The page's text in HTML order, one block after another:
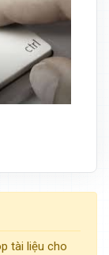
tài liệu cho